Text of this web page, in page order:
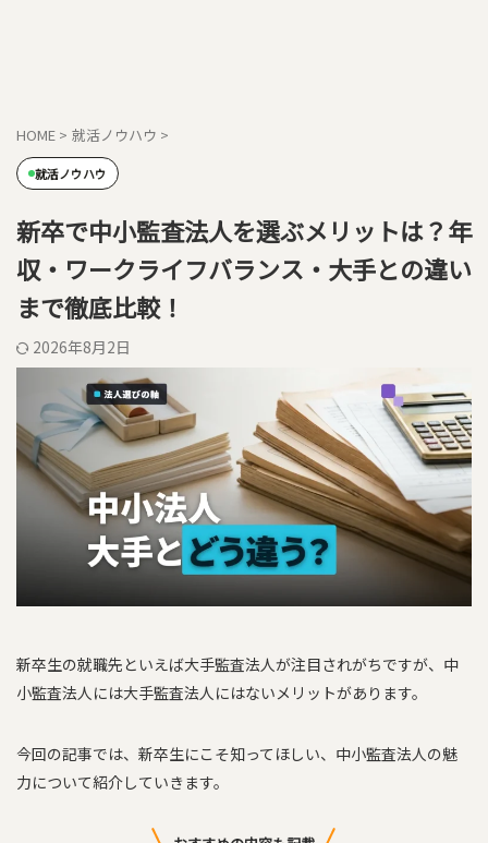
HOME > 就活ノウハウ >
就活ノウハウ
新卒で中小監査法人を選ぶメリットは？年
収・ワークライフバランス・大手との違い
まで徹底比較！
2026年8月2日
新卒生の就職先といえば大手監査法人が注目されがちですが、中
小監査法人には大手監査法人にはないメリットがあります。
今回の記事では、新卒生にこそ知ってほしい、中小監査法人の魅
力について紹介していきます。